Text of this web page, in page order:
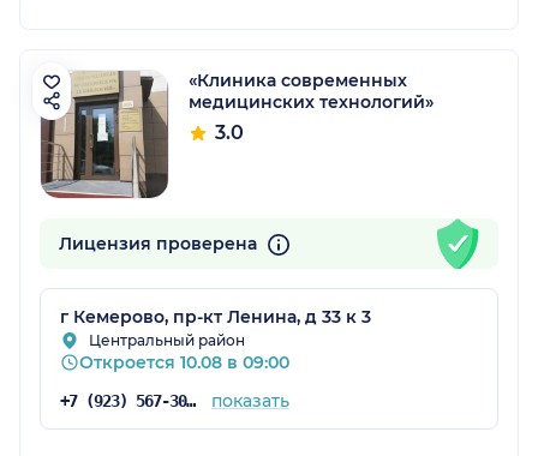
«Клиника современных
медицинских технологий»
3.0
Лицензия проверена
г Кемерово, пр-кт Ленина, д 33 к 3
Центральный район
Откроется 10.08 в 09:00
+7 (923) 567-30-77 показать